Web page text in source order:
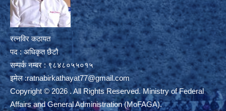
रत्नविर कठायत
पद : अधिकृत छैटौ
सम्पर्क नम्बर : ९८४८०५५०१५
इमेल :ratnabirkathayat77@gmail.com
Copyright © 2026 . All Rights Reserved. Ministry of Federal
Affairs and General Administration (MoFAGA).